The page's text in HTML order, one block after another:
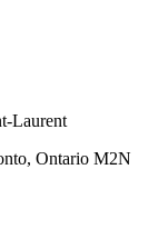
Laurent
Ontario M2N